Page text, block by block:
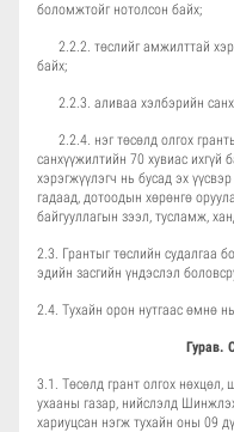
боломжтойг нотолсон байх;
2.2.2. төслийг амжилттай
байх;
2.2.3. аливаа хэлбэрийн
2.2.4. нэг төсөлд олгох
санхүүжилтийн 70 хувиас ихгүй
хэрэгжүүлэгч нь бусад эх
гадаад, дотоодын хөрөнгө
байгууллагын зээл, тусламж,
2.3. Грантыг төслийн судалгаа
эдийн засгийн үндэслэл
2.4. Тухайн орон нутгаас өмнө
Гурав.
3.1. Төсөлд грант олгох
ухааны газар, нийслэлд
хариуцсан нэгж тухайн оны 09